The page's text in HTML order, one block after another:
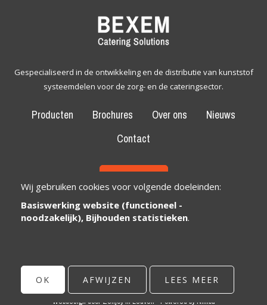
Gespecialiseerd in de ontwikkeling en de distributie van kunststof
systeemdelen voor de zorg- en de cateringsector.
Producten Brochures Over ons
Nieuws
Contact
Bexem Catering Solutions
Maatschappelijke zetel
© Copyright 2026 | Bexem • Alle rechten voorbehouden •
Webdesign door Zenjoy in Leuven
Powered by Nimbu
Wij gebruiken cookies voor volgende doeleinden:
Basiswerking website (functioneel -
noodzakelijk), Bijhouden statistieken.
OK AFWIJZEN LEES MEER